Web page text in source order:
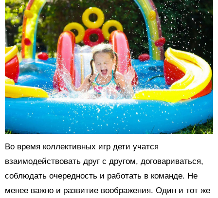
Во время коллективных игр дети учатся
взаимодействовать друг с другом, договариваться,
соблюдать очередность и работать в команде. Не
менее важно и развитие воображения. Один и тот же